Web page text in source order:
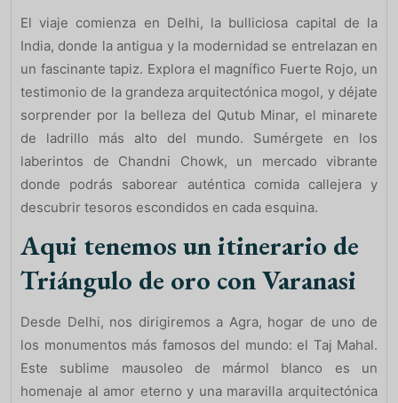
El viaje comienza en Delhi, la bulliciosa capital de la
India, donde la antigua y la modernidad se entrelazan en
un fascinante tapiz. Explora el magnífico Fuerte Rojo, un
testimonio de la grandeza arquitectónica mogol, y déjate
sorprender por la belleza del Qutub Minar, el minarete
de ladrillo más alto del mundo. Sumérgete en los
laberintos de Chandni Chowk, un mercado vibrante
donde podrás saborear auténtica comida callejera y
descubrir tesoros escondidos en cada esquina.
Aqui tenemos un itinerario de
Triángulo de oro con Varanasi
Desde Delhi, nos dirigiremos a Agra, hogar de uno de
los monumentos más famosos del mundo: el Taj Mahal.
Este sublime mausoleo de mármol blanco es un
homenaje al amor eterno y una maravilla arquitectónica